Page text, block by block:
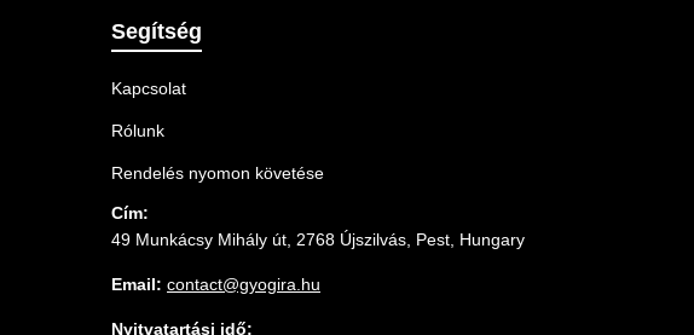
Segítség
Kapcsolat
Rólunk
Rendelés nyomon követése
Cím:
49 Munkácsy Mihály út, 2768 Újszilvás, Pest, Hungary
Email: contact@gyogira.hu
Nyitvatartási idő: